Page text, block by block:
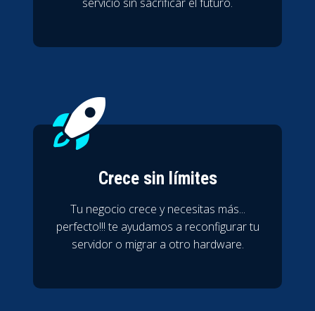
Crece sin límites
Tu negocio crece y necesitas más...
perfecto!!! te ayudamos a reconfigurar tu
servidor o migrar a otro hardware.